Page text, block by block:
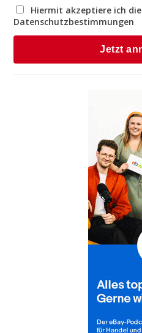
Hiermit akzeptiere ich die
Datenschutzbestimmungen